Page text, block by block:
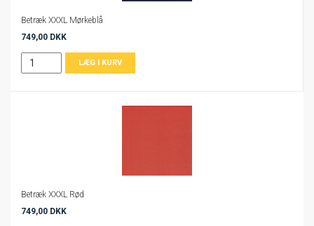
Betræk XXXL Mørkeblå
749,00 DKK
Betræk XXXL Rød
749,00 DKK